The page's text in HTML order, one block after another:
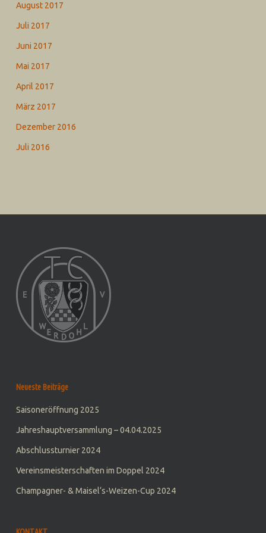
August 2017
Juli 2017
Juni 2017
Mai 2017
April 2017
März 2017
Dezember 2016
Juli 2016
Neueste Beiträge
Saisoneröffnung 2025
Jahreshauptversammlung – 04.04.2025
Abschlussturnier 2024
Vereinsmeisterschaften im Doppel 2024
Champagner- & Maisel‘s-Weizen-Cup 2024